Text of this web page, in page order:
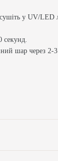
у UV/LED
секунд.
шар через 2-3